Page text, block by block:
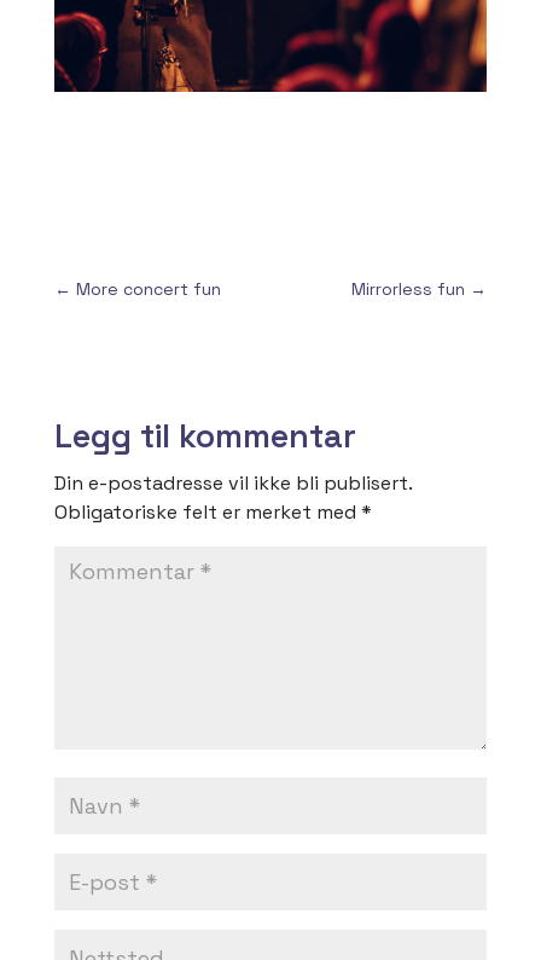
← More concert fun Mirrorless fun →
Legg til kommentar
Din e-postadresse vil ikke bli publisert.
Obligatoriske felt er merket med *